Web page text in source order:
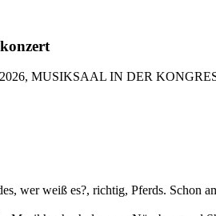
MUSIKSAAL IN DER
wer weiß es?, richtig, Pferds.